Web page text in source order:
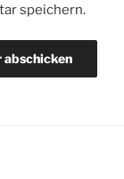
speichern.